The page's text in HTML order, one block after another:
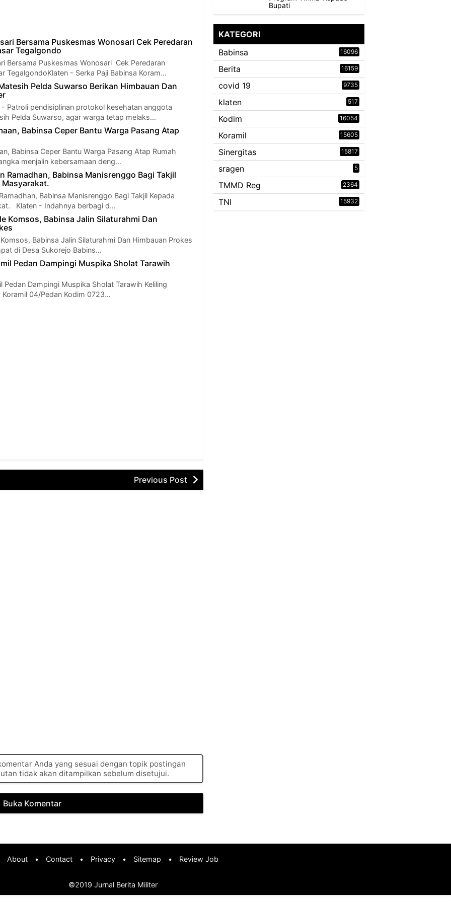
Bersama Puskesmas Wonosari Cek Peredaran
Tegalgondo
Bersama Puskesmas Wonosari Cek Peredaran
TegalgondoKlaten - Serka Paji Babinsa Koram…
Pelda Suwarso Berikan Himbauan Dan
- Patroli pendisiplinan protokol kesehatan anggota
Pelda Suwarso, agar warga tetap melaks…
Babinsa Ceper Bantu Warga Pasang Atap
Babinsa Ceper Bantu Warga Pasang Atap Rumah
menjalin kebersamaan deng…
Ramadhan, Babinsa Manisrenggo Bagi Takjil
Masyarakat.
Babinsa Manisrenggo Bagi Takjil Kepada
Klaten - Indahnya berbagi d…
Komsos, Babinsa Jalin Silaturahmi Dan
Babinsa Jalin Silaturahmi Dan Himbauan Prokes
di Desa Sukorejo Babins…
Pedan Dampingi Muspika Sholat Tarawih
Pedan Dampingi Muspika Sholat Tarawih Keliling
Koramil 04/Pedan Kodim 0723…
Previous Post
Anda yang sesuai dengan topik postingan
tidak akan ditampilkan sebelum disetujui.
Buka Komentar
Bupati
KATEGORI
Babinsa
16096
Berita 16159
covid 19 9735
klaten 517
Kodim 16054
Koramil 15605
Sinergitas 15817
sragen 5
TMMD Reg 2364
TNI 15932
About • Contact • Privacy • Sitemap • Review Job
©2019 Jurnal Berita Militer